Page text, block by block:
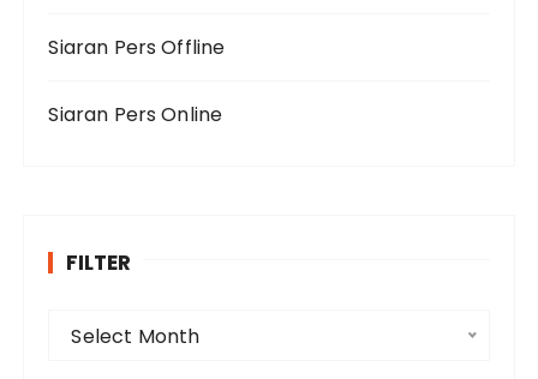
Siaran Pers Offline
Siaran Pers Online
FILTER
Select Month